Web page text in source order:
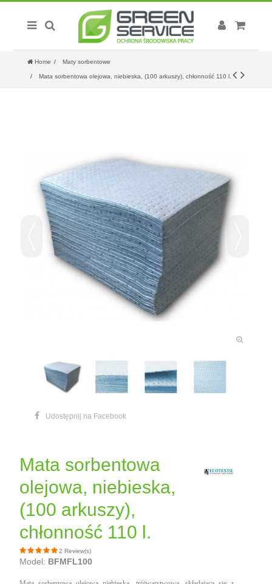
Home Maty sorbentowe
Mata sorbentowa olejowa, niebieska, (100 arkuszy), chłonność 110 l.
Udostępnij na Facebook
Mata sorbentowa
olejowa, niebieska,
(100 arkuszy),
chłonność 110 l.
2 Review(s)
Model: BFMFL100